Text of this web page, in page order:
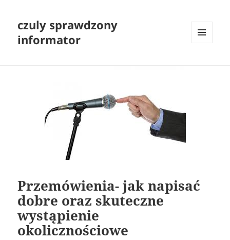
czuly sprawdzony
informator
Przemówienia- jak napisać
dobre oraz skuteczne
wystąpienie
okolicznościowe